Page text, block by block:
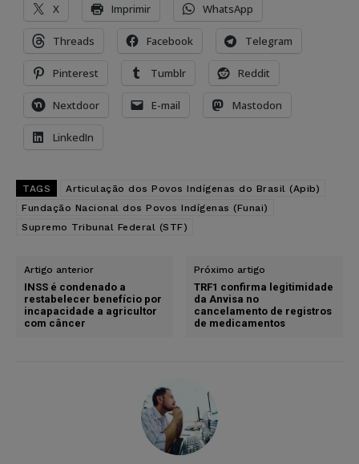
X Imprimir WhatsApp
Threads Facebook Telegram
Pinterest Tumblr Reddit
Nextdoor E-mail Mastodon
LinkedIn
TAGS
Articulação dos Povos Indígenas do Brasil (Apib)
Fundação Nacional dos Povos Indígenas (Funai)
Supremo Tribunal Federal (STF)
Artigo anterior
INSS é condenado a
restabelecer benefício por
incapacidade a agricultor
com câncer
Próximo artigo
TRF1 confirma legitimidade
da Anvisa no
cancelamento de registros
de medicamentos